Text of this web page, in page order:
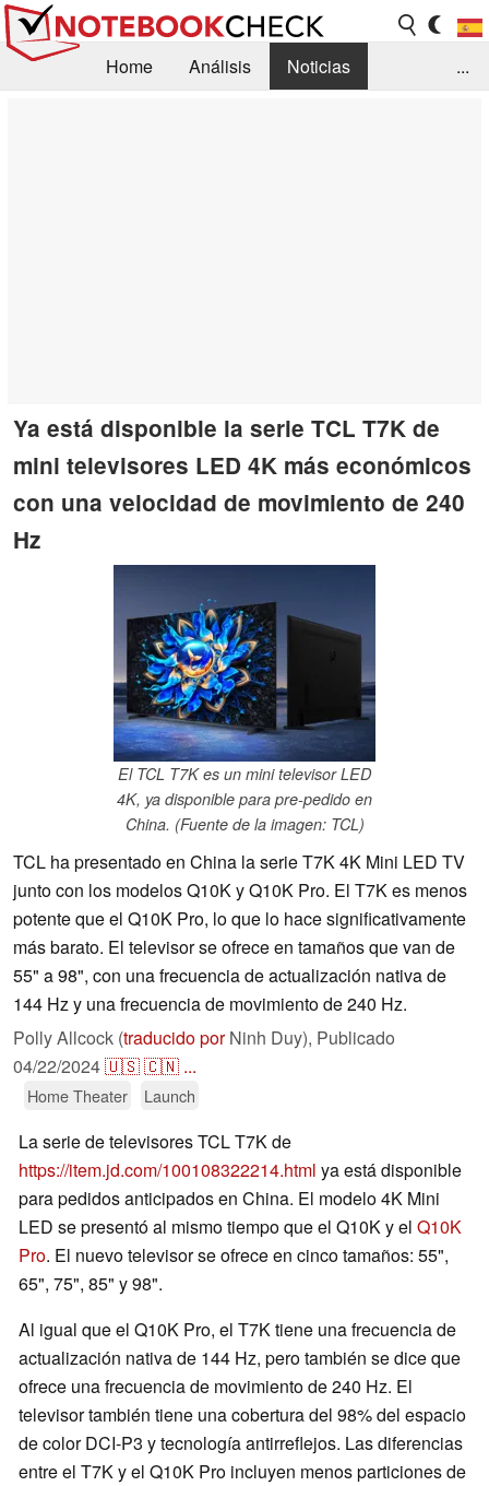
Home Análisis
Noticias
...
Ya está disponible la serie TCL T7K de
mini televisores LED 4K más económicos
con una velocidad de movimiento de 240
Hz
El TCL T7K es un mini televisor LED
4K, ya disponible para pre-pedido en
China. (Fuente de la imagen: TCL)
TCL ha presentado en China la serie T7K 4K Mini LED TV
junto con los modelos Q10K y Q10K Pro. El T7K es menos
potente que el Q10K Pro, lo que lo hace significativamente
más barato. El televisor se ofrece en tamaños que van de
55" a 98", con una frecuencia de actualización nativa de
144 Hz y una frecuencia de movimiento de 240 Hz.
Polly Allcock (traducido porNinh Duy), Publicado
04/22/2024🇺🇸🇨🇳 ...
Home Theater Launch
La serie de televisores TCL T7K de
https://item.jd.com/100108322214.html ya está disponible
para pedidos anticipados en China. El modelo 4K Mini
LED se presentó al mismo tiempo que el Q10K y el Q10K
Pro. El nuevo televisor se ofrece en cinco tamaños: 55",
65", 75", 85" y 98".
Al igual que el Q10K Pro, el T7K tiene una frecuencia de
actualización nativa de 144 Hz, pero también se dice que
ofrece una frecuencia de movimiento de 240 Hz. El
televisor también tiene una cobertura del 98% del espacio
de color DCI-P3 y tecnología antirreflejos. Las diferencias
entre el T7K y el Q10K Pro incluyen menos particiones de